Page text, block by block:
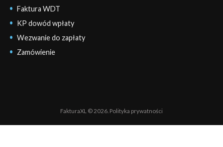
Faktura WDT
KP dowód wpłaty
Wezwanie do zapłaty
Zamówienie
FakturaXL © 2026. Polityka prywatności